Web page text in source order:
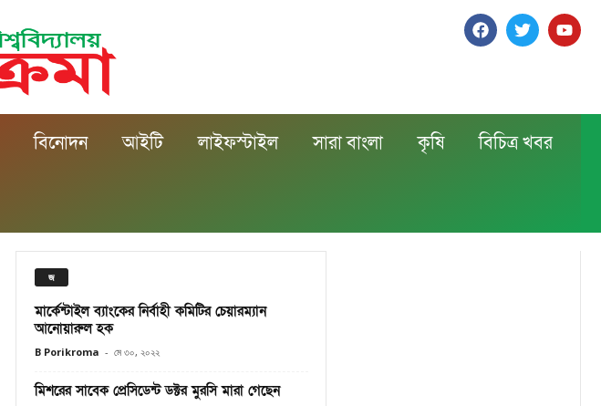
বিনোদন আইটি লাইফস্টাইল সারা বাংলা কৃষি বিচিত্র খবর
জ
মার্কেন্টাইল ব্যাংকের নির্বাহী কমিটির চেয়ারম্যান
আনোয়ারুল হক
B Porikroma - মে ৩০, ২০২২
মিশরের সাবেক প্রেসিডেন্ট ডক্টর মুরসি মারা গেছেন